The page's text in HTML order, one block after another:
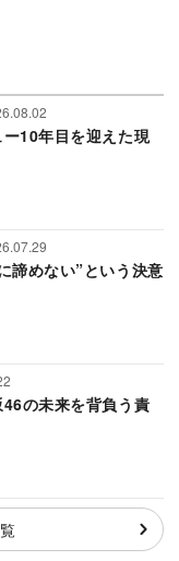
10年目を迎えた現
諦めない”という決意
の未来を背負う責